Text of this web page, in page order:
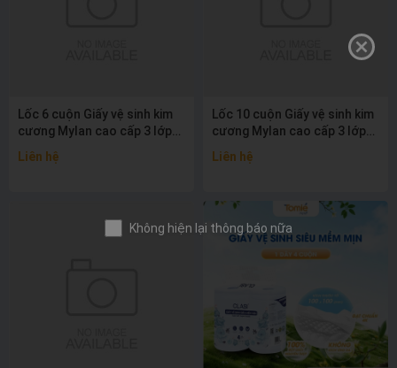
Lốc 6 cuộn Giấy vệ sinh kim
cương Mylan cao cấp 3 lớp
Liên hệ
Lốc 10 cuộn Giấy vệ sinh kim
cương Mylan cao cấp 3 lớp
Liên hệ